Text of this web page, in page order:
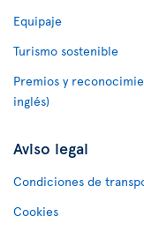
Equipaje
Turismo sostenible
Premios y
inglés)
Aviso legal
Condiciones de
Cookies